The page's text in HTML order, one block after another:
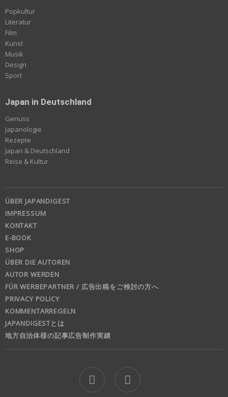
Popkultur
Literatur
Film
Kunst
Musik
Design
Sport
Japan in Deutschland
Genuss
Japanologie
Rezepte
Japan & Deutschland
Reise & Kultur
ÜBER JAPANDIGEST
IMPRESSUM
KONTAKT
E-BOOK
SHOP
ÜBER DIE AUTOREN
AUTOR WERDEN
FÜR WERBEPARTNER / 広告出稿をご検討の方へ
PRIVACY POLICY
KOMMENTARREGELN
JAPANDIGESTとは
地方自治体様の記事広告制作実績